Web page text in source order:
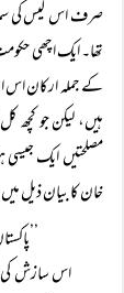
صرف اس کیس کی
تھا۔ ایک اچھی
کے جملہ ارکان اس
ہیں، لیکن جو کچھ
مصلحتیں ایک
خان کا بیان ذیل
اس سازش کی